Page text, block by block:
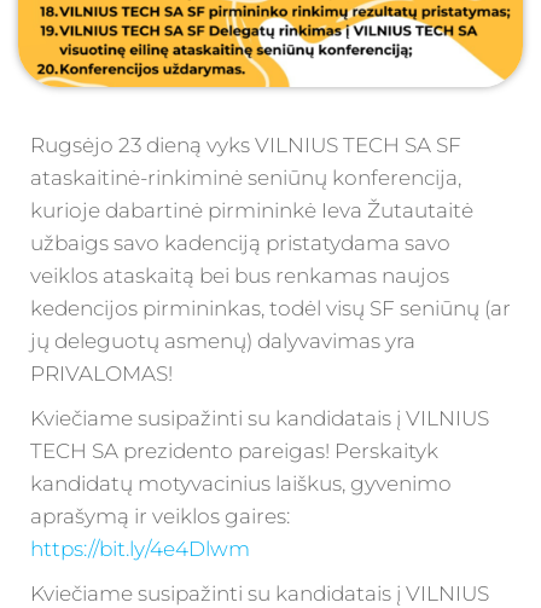
Rugsėjo 23 dieną vyks VILNIUS TECH SA SF
ataskaitinė-rinkiminė seniūnų konferencija,
kurioje dabartinė pirmininkė Ieva Žutautaitė
užbaigs savo kadenciją pristatydama savo
veiklos ataskaitą bei bus renkamas naujos
kedencijos pirmininkas, todėl visų SF seniūnų (ar
jų deleguotų asmenų) dalyvavimas yra
PRIVALOMAS!
Kviečiame susipažinti su kandidatais į VILNIUS
TECH SA prezidento pareigas! Perskaityk
kandidatų motyvacinius laiškus, gyvenimo
aprašymą ir veiklos gaires:
https://bit.ly/4e4Dlwm
Kviečiame susipažinti su kandidatais į VILNIUS